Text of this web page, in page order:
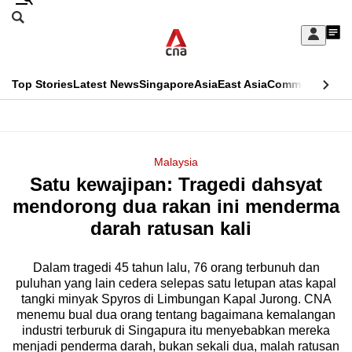
Skip
Sign
My
menu
Search
CNAR
Top StoriesLatest NewsSingaporeAsiaEast AsiaCommentary
Menu
Malaysia
Satu kewajipan: Tragedi dahsyat
mendorong dua rakan ini menderma
darah ratusan kali
Dalam tragedi 45 tahun lalu, 76 orang terbunuh dan
puluhan yang lain cedera selepas satu letupan atas kapal
tangki minyak Spyros di Limbungan Kapal Jurong. CNA
menemu bual dua orang tentang bagaimana kemalangan
industri terburuk di Singapura itu menyebabkan mereka
menjadi penderma darah, bukan sekali dua, malah ratusan
This
longer
supported
We
know
it's
a
hassle